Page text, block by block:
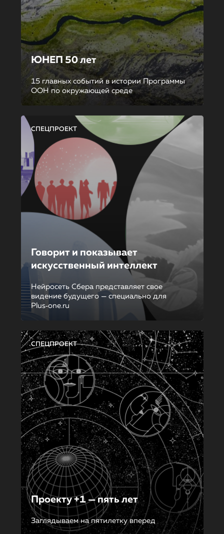
ЮНЕП 50 лет
15 главных событий в истории Программы
ООН по окружающей среде
СПЕЦПРОЕКТ
Говорит и показывает
искусственный интеллект
Нейросеть Сбера представляет свое
видение будущего — специально для
Plus‑one.ru
СПЕЦПРОЕКТ
Проекту +1 — пять лет
Заглядываем на пятилетку вперед